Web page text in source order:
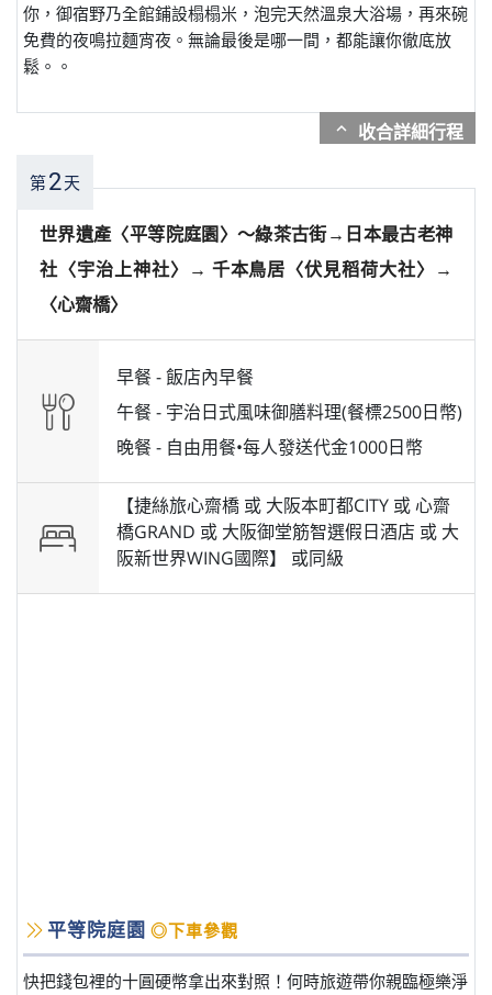
你，御宿野乃全館鋪設榻榻米，泡完天然溫泉大浴場，再來碗
免費的夜鳴拉麵宵夜。無論最後是哪一間，都能讓你徹底放
鬆。。
expand_more
第2天
世界遺產〈平等院庭園〉～綠茶古街→日本最古老神
社〈宇治上神社〉→ 千本鳥居〈伏見稻荷大社〉→
〈心齋橋〉
早餐 -飯店內早餐
午餐 - 宇治日式風味御膳料理(餐標2500日幣)
晚餐 - 自由用餐•每人發送代金1000日幣
【捷絲旅心齋橋 或 大阪本町都CITY 或 心齋
橋GRAND 或 大阪御堂筋智選假日酒店 或 大
阪新世界WING國際】 或同級
平等院庭園 ◎下車參觀
快把錢包裡的十圓硬幣拿出來對照！何時旅遊帶你親臨極樂淨